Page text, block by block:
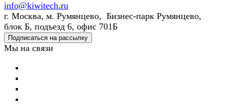
info@kiwitech.ru
г. Москва, м. Румянцево, Бизнес-парк Румянцево,
блок Б, подъезд 6, офис 701Б
Подписаться на рассылку
Мы на связи